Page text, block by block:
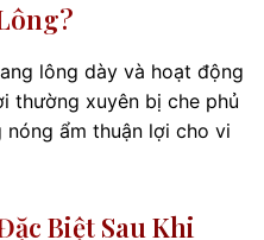
lông dày và hoạt động
thường xuyên bị che phủ
ẩm thuận lợi cho vi
Biệt Sau Khi